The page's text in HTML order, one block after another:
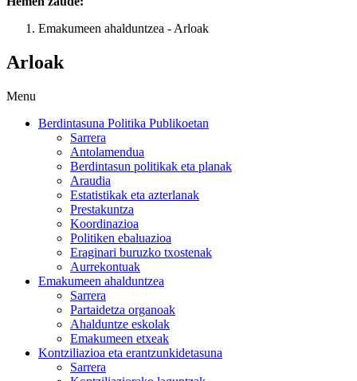
Emakumeen ahalduntzea - Arloak
Arloak
Menu
Berdintasuna Politika Publikoetan
Sarrera
Antolamendua
Berdintasun politikak eta planak
Araudia
Estatistikak eta azterlanak
Prestakuntza
Koordinazioa
Politiken ebaluazioa
Eraginari buruzko txostenak
Aurrekontuak
Emakumeen ahalduntzea
Sarrera
Partaidetza organoak
Ahalduntze eskolak
Emakumeen etxeak
Kontziliazioa eta erantzunkidetasuna
Sarrera